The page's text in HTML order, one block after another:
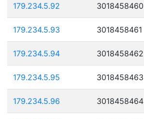
179.234.5.92 3018458460
179.234.5.93 3018458461
179.234.5.94 3018458462
179.234.5.95 3018458463
179.234.5.96 3018458464